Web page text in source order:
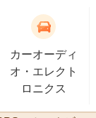
カーオーディ
オ・エレクト
ロニクス